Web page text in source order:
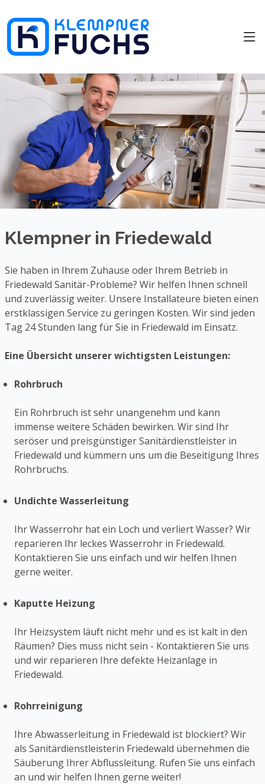
Klempner in Friedewald
Sie haben in Ihrem Zuhause oder Ihrem Betrieb in
Friedewald Sanitär-Probleme? Wir helfen Ihnen schnell
und zuverlässig weiter. Unsere Installateure bieten einen
erstklassigen Service zu geringen Kosten. Wir sind jeden
Tag 24 Stunden lang für Sie in Friedewald im Einsatz.
Eine Übersicht unserer wichtigsten Leistungen:
Rohrbruch
Ein Rohrbruch ist sehr unangenehm und kann
immense weitere Schäden bewirken. Wir sind Ihr
seröser und preisgünstiger Sanitärdienstleister in
Friedewald und kümmern uns um die Beseitigung Ihres
Rohrbruchs.
Undichte Wasserleitung
Ihr Wasserrohr hat ein Loch und verliert Wasser? Wir
reparieren Ihr leckes Wasserrohr in Friedewald.
Kontaktieren Sie uns einfach und wir helfen Ihnen
gerne weiter.
Kaputte Heizung
Ihr Heizsystem läuft nicht mehr und es ist kalt in den
Räumen? Dies muss nicht sein - Kontaktieren Sie uns
und wir reparieren Ihre defekte Heizanlage in
Friedewald.
Rohrreinigung
Ihre Abwasserleitung in Friedewald ist blockiert? Wir
als Sanitärdienstleisterin Friedewald übernehmen die
Säuberung Ihrer Abflussleitung. Rufen Sie uns einfach
an und wir helfen Ihnen gerne weiter!